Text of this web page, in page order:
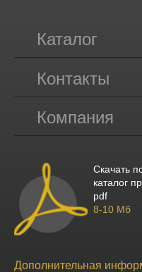
Каталог
Контакты
Компания
Скачать
каталог
pdf
8-10 Мб
Дополнительная